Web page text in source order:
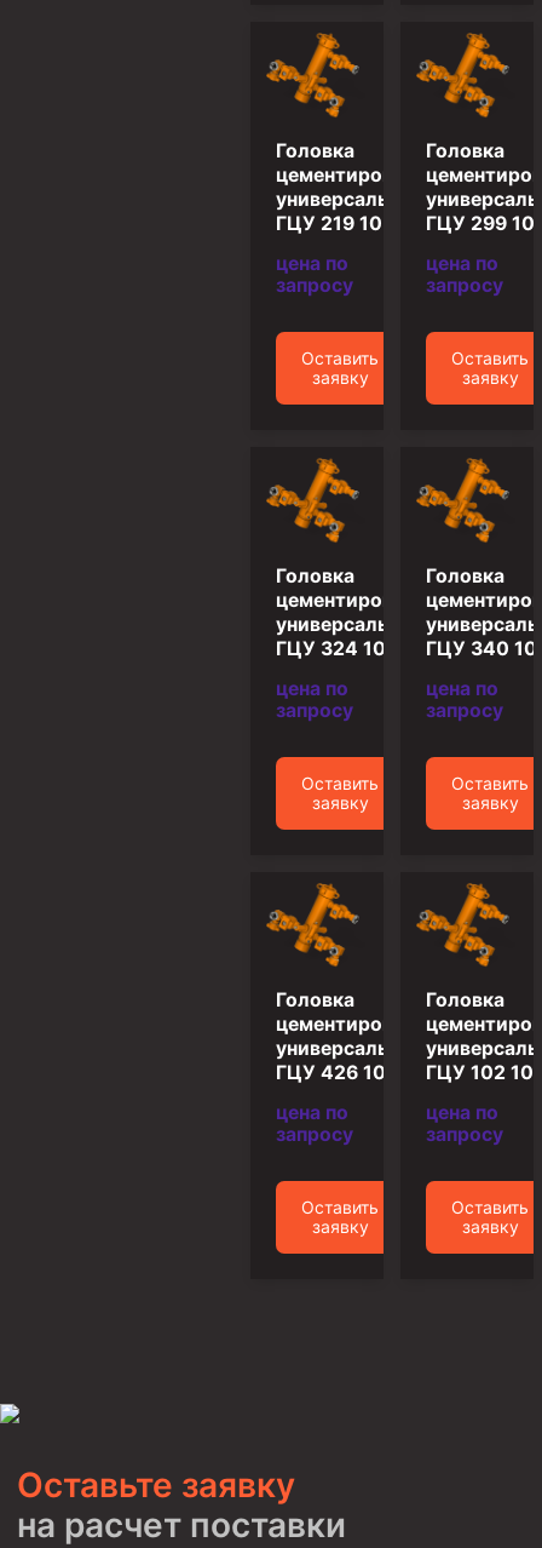
Фонтанная и запорная арматура
Оборудование для трубопроводов и манифольдов
Противовыбросовое оборудование
приготовления и очистки бурового раствора
Технологическая оснастка обсадных колонн
Патрубки цементировочные ПЦ
Устройство экранирующее для цементирования
Кольца ограничительные ПЦ и ЦЦ
Краны шаровые и пробковые
Муфты ступенчатого цементирования
Пауки гидравлические
Пауки механические
Головка
цементировочная
универсальная
ГЦУ 219 10.12
цена по
запросу
Оставить
заявку
Головка
ГЦУ 299
цена по
запросу
Оставить
заявку
Головка
цементировочная
универсальная
ГЦУ 324 10.12
цена по
запросу
Оставить
заявку
Головка
ГЦУ 340
цена по
запросу
Оставить
заявку
Головка
цементировочная
универсальная
ГЦУ 426 10.12
цена по
запросу
Оставить
заявку
Головка
ГЦУ 102
цена по
запросу
Оставить
заявку
Оставьте заявку
на расчет поставки